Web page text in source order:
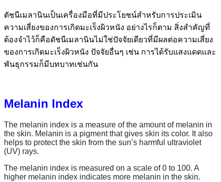
ดัชนีเมลานินเป็นเครื่องมือที่มีประโยชน์สำหรับการประเมิน
ความเสี่ยงของการเกิดมะเร็งผิวหนัง อย่างไรก็ตาม สิ่งสำคัญที่
ต้องจำไว้ก็คือดัชนีเมลานินไม่ใช่ปัจจัยเดียวที่มีผลต่อความเสี่ยง
ของการเกิดมะเร็งผิวหนัง ปัจจัยอื่นๆ เช่น การได้รับแสงแดดและ
พันธุกรรมก็มีบทบาทเช่นกัน
Melanin Index
The melanin index is a measure of the amount of melanin in
the skin. Melanin is a pigment that gives skin its color. It also
helps to protect the skin from the sun’s harmful ultraviolet
(UV) rays.
The melanin index is measured on a scale of 0 to 100. A
higher melanin index indicates more melanin in the skin.